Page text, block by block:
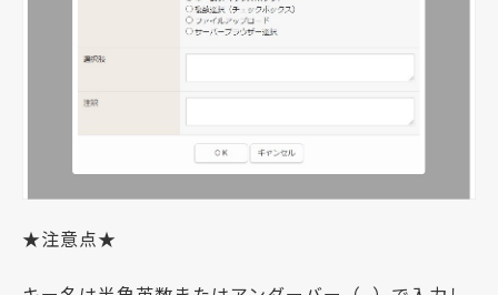
★注意点★